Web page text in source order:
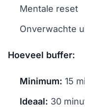
Mentale reset
Onverwachte
Hoeveel buffer:
Minimum: 15
Ideaal: 30